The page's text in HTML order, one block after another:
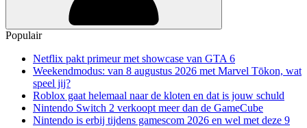
Populair
Netflix pakt primeur met showcase van GTA 6
Weekendmodus: van 8 augustus 2026 met Marvel Tōkon, wat
speel jij?
Roblox gaat helemaal naar de kloten en dat is jouw schuld
Nintendo Switch 2 verkoopt meer dan de GameCube
Nintendo is erbij tijdens gamescom 2026 en wel met deze 9